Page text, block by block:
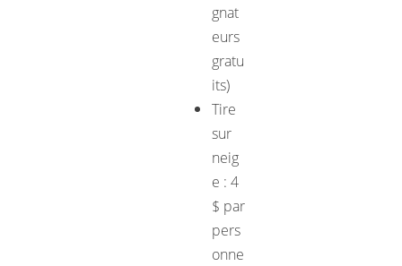
gnat
eurs
gratu
its)
Tire
sur
neig
e : 4
$ par
pers
onne